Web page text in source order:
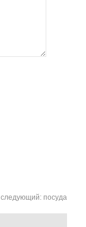
следующий: посуда